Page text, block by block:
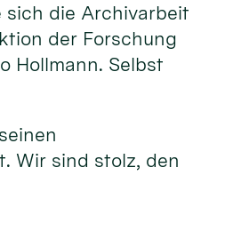
sich die Archivarbeit
der Forschung
Hollmann. Selbst
Wir sind stolz, den